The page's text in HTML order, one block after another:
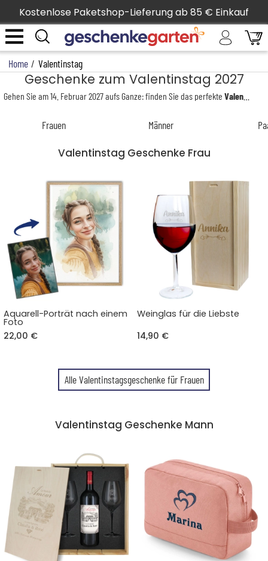
Kostenlose Paketshop-Lieferung ab 85 € Einkauf
Home / Valentinstag
Geschenke zum Valentinstag 2027
Gehen Sie am 14. Februar 2027 aufs Ganze: finden Sie das perfekteValentinstag Geschenk
Frauen Männer
Valentinstag Geschenke Frau
Aquarell-Porträt nach einem
Foto
22,00 €
Weinglas für die Liebste
14,90 €
Alle Valentinstagsgeschenke für Frauen
Valentinstag Geschenke Mann